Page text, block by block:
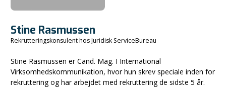
Stine Rasmussen
Rekrutteringskonsulent hos Juridisk ServiceBureau
Stine Rasmussen er Cand. Mag. I International
Virksomhedskommunikation, hvor hun skrev speciale inden for
rekruttering og har arbejdet med rekruttering de sidste 5 år.